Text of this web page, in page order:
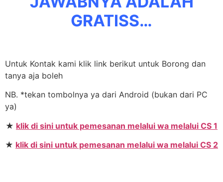
GRATISS…
Untuk Kontak kami klik link berikut untuk Borong dan
tanya aja boleh
NB. *tekan tombolnya ya dari Android (bukan dari PC
ya)
★ klik di sini untuk pemesanan melalui wa melalui CS 1
★ klik di sini untuk pemesanan melalui wa melalui CS 2